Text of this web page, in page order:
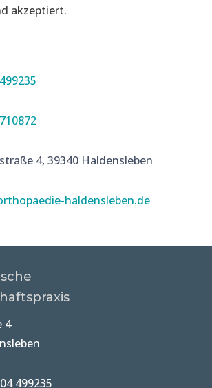
akzeptiert.
4, 39340 Haldensleben
haldensleben.de
4
499235